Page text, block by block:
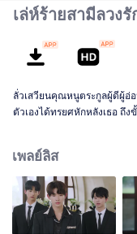
เล่ห์ร้ายสามีลวงรั
ลั่วเสวียนคุณหนูตระกูลผู้ดีผู้อ่
ตัวเองได้ทรยศหักหลังเธอ ถึ
เจียเมียน้อยของเขา
เพลย์ลิส